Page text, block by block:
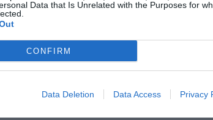
Data that Is Unrelated with the Purposes for
CONFIRM
Data Deletion Data Access Privacy
Das Hotel il Perlo Panorama finden
mittelalterlichen Städtchen ganz in der Nähe